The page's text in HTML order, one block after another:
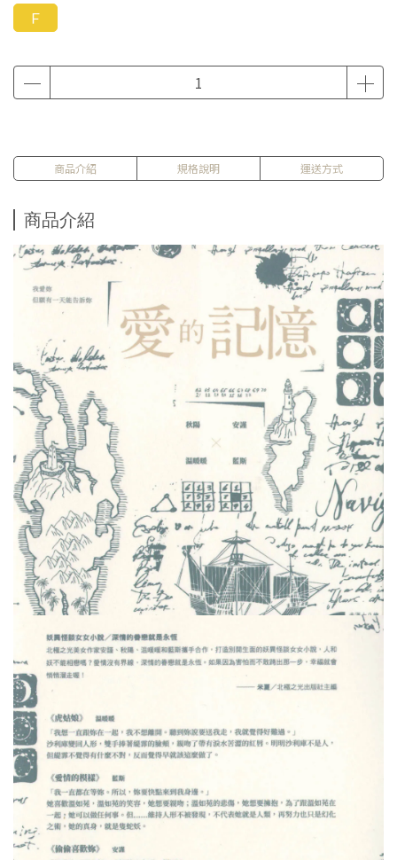
Ｆ
商品介紹 規格說明 運送方式
商品介紹